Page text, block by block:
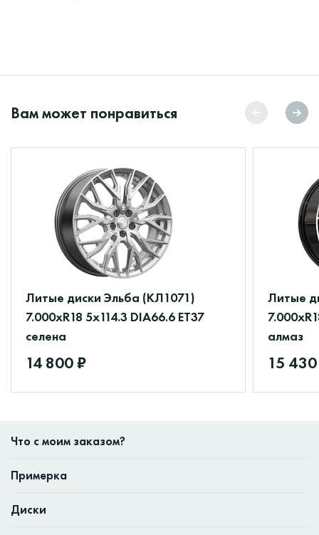
Вам может понравиться
Литые диски Эльба (КЛ1071)
7.000xR18 5x114.3 DIA66.6 ET37
селена
14 800 ₽
Литые
алмаз
15
Что с моим заказом?
Примерка
Диски